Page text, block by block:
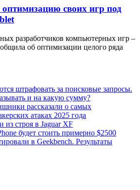
своих игр под
разработчиков компьютерных игр –
об оптимизации целого ряда
штрафовать за поисковые запросы.
и на какую сумму?
рассказали о самых
атаках 2025 года
из строя в Jaguar XF
будет стоить примерно $2500
в Geekbench. Результаты